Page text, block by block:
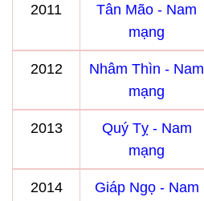
2011
Tân Mão - Nam
mạng
2012
Nhâm Thìn - Nam
mạng
2013
Quý Tỵ - Nam
mạng
2014
Giáp Ngọ - Nam